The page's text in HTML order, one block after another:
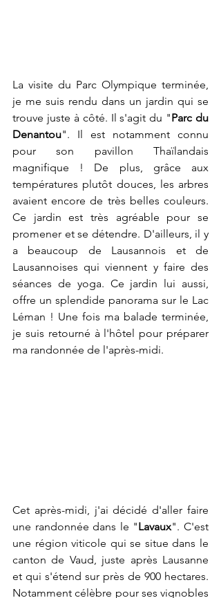
La visite du Parc Olympique terminée,
je me suis rendu dans un jardin qui se
trouve juste à côté. Il s'agit du "Parc du
Denantou". Il est notamment connu
pour son pavillon Thaïlandais
magnifique ! De plus, grâce aux
températures plutôt douces, les arbres
avaient encore de très belles couleurs.
Ce jardin est très agréable pour se
promener et se détendre. D'ailleurs, il y
a beaucoup de Lausannois et de
Lausannoises qui viennent y faire des
séances de yoga. Ce jardin lui aussi,
offre un splendide panorama sur le Lac
Léman ! Une fois ma balade terminée,
je suis retourné à l'hôtel pour préparer
ma randonnée de l'après-midi.
Cet après-midi, j'ai décidé d'aller faire
une randonnée dans le "Lavaux". C'est
une région viticole qui se situe dans le
canton de Vaud, juste après Lausanne
et qui s'étend sur près de 900 hectares.
Notamment célèbre pour ses vignobles